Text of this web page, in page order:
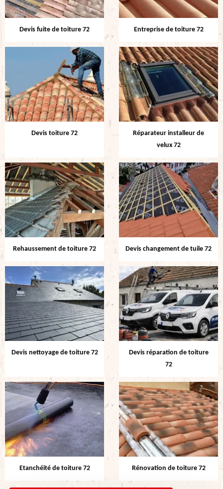
Devis fuite de toiture 72 Entreprise de toiture 72
Devis toiture 72
Réparateur installeur de
velux 72
Rehaussement de toiture 72 Devis changement de tuile 72
Devis nettoyage de toiture 72
Devis réparation de toiture
72
Etanchéité de toiture 72 Rénovation de toiture 72